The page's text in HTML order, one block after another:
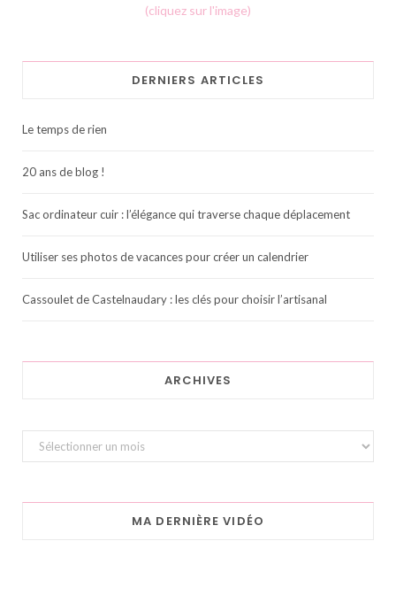
(cliquez sur l'image)
DERNIERS ARTICLES
Le temps de rien
20 ans de blog !
Sac ordinateur cuir : l’élégance qui traverse chaque déplacement
Utiliser ses photos de vacances pour créer un calendrier
Cassoulet de Castelnaudary : les clés pour choisir l’artisanal
ARCHIVES
Archives
MA DERNIÈRE VIDÉO